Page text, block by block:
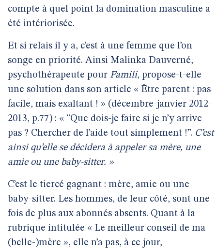
compte à quel point la domination masculine a
été intériorisée.
Et si relais il y a, c’est à une femme que l’on
songe en priorité. Ainsi Malinka Dauverné,
psychothérapeute pour Famili, propose-t-elle
une solution dans son article « Être parent : pas
facile, mais exaltant ! » (décembre-janvier 2012-
2013, p.77) : « “Que dois-je faire si je n’y arrive
pas ? Chercher de l’aide tout simplement !”. C’est
ainsi qu’elle se décidera à appeler sa mère, une
amie ou une baby-sitter. »
C’est le tiercé gagnant : mère, amie ou une
baby-sitter. Les hommes, de leur côté, sont une
fois de plus aux abonnés absents. Quant à la
rubrique intitulée « Le meilleur conseil de ma
(belle-)mère », elle n’a pas, à ce jour,